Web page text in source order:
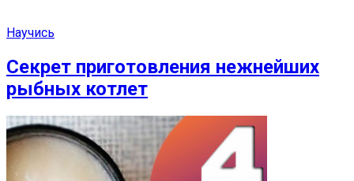
Научись
Секрет приготовления нежнейших
рыбных котлет